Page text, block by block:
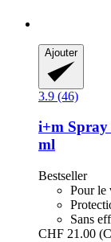
Ajouter
3.9 (46)
i+m
ml
Bestseller
Pour le
Sans
CHF 21.00